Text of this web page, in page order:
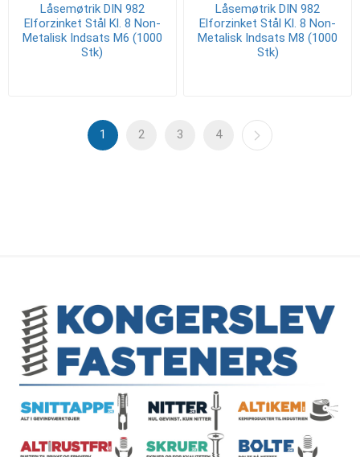
Låsemøtrik DIN 982
Elforzinket Stål Kl. 8 Non-
Metalisk Indsats M6 (1000
Stk)
Låsemøtrik DIN 982
Elforzinket Stål Kl. 8 Non-
Metalisk Indsats M8 (1000
Stk)
1 2 3 4